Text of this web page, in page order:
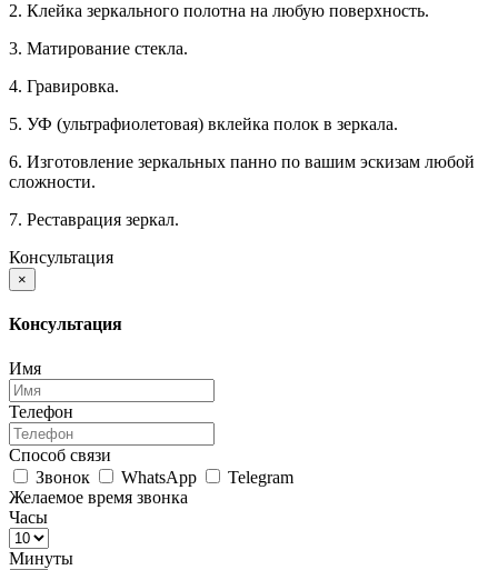
2. Клейка зеркального полотна на любую поверхность.
3. Матирование стекла.
4. Гравировка.
5. УФ (ультрафиолетовая) вклейка полок в зеркала.
6. Изготовление зеркальных панно по вашим эскизам любой
сложности.
7. Реставрация зеркал.
Консультация
×
Консультация
Имя
Телефон
Способ связи
Звонок
WhatsApp
Telegram
Желаемое время звонка
Часы
Минуты